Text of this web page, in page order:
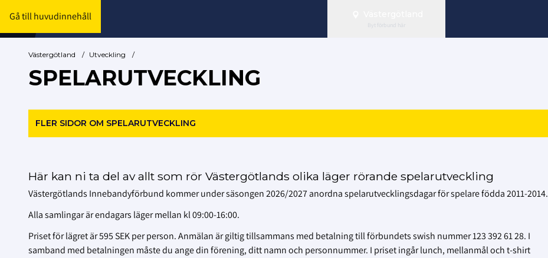
Gå till huvudinnehåll
Byt förbund här
Västergötland / Utveckling /
SPELARUTVECKLING
FLER SIDOR OM SPELARUTVECKLING
Här kan ni ta del av allt som rör Västergötlands olika läger rörande spelarutveckling
Västergötlands Innebandyförbund kommer under säsongen 2026/2027 anordna spelarutvecklingsdagar för spelare födda 2011-2014.
Alla samlingar är endagars läger mellan kl 09:00-16:00.
Priset för lägret är 595 SEK per person. Anmälan är giltig tillsammans med betalning till förbundets swish nummer 123 392 61 28. I
samband med betalningen måste du ange din förening, ditt namn och personnummer. I priset ingår lunch, mellanmål och t-shirt